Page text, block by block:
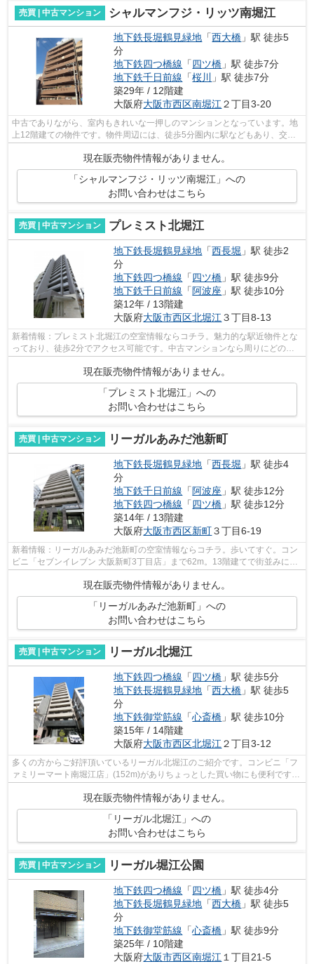
売買 | 中古マンション シャルマンフジ・リッツ南堀江
地下鉄長堀鶴見緑地 「西大橋 」駅 徒歩5
分
地下鉄四つ橋線 「四ツ橋 」駅 徒歩7分
地下鉄千日前線 「桜川
」駅 徒歩7分
築29年 / 12階建
大阪府大阪市西区南堀江２丁目3-20
中古でありながら、室内もきれいな一押しのマンションとなっています。地
上12階建ての物件です。物件周辺には、徒歩5分圏内に駅などもあり、交通
現在販売物件情報がありません。
「シャルマンフジ・リッツ南堀江」への
お問い合わせはこちら
売買 | 中古マンション プレミスト北堀江
地下鉄長堀鶴見緑地 「西長堀 」駅 徒歩2
分
地下鉄四つ橋線 「四ツ橋 」駅 徒歩9分
地下鉄千日前線 「 阿波座 」駅 徒歩10分
築12年 / 13階建
大阪府大阪市西区北堀江 ３丁目8-13
新着情報：プレミスト北堀江の空室情報ならコチラ。魅力的な駅近物件とな
っており、徒歩2分でアクセス可能です。中古マンションなら周りにどのよ
現在販売物件情報がありません。
「プレミスト北堀江」への
お問い合わせはこちら
売買 | 中古マンション リーガルあみだ池新町
地下鉄長堀鶴見緑地 「西長堀 」駅 徒歩4
分
地下鉄千日前線 「 阿波座 」駅 徒歩12分
地下鉄四つ橋線 「四ツ橋 」駅 徒歩12分
築14年 / 13階建
大阪府大阪市西区新町３丁目6-19
新着情報：リーガルあみだ池新町の空室情報ならコチラ。歩いてすぐ。コン
ビニ「セブンイレブン 大阪新町3丁目店」まで62m。13階建てで街並みにも
合ったおすすめの物件です。中古マンシ...
現在販売物件情報がありません。
「リーガルあみだ池新町」への
お問い合わせはこちら
売買 | 中古マンション リーガル北堀江
地下鉄四つ橋線 「四ツ橋 」駅 徒歩5分
地下鉄長堀鶴見緑地 「西大橋 」駅 徒歩5
分
地下鉄御堂筋線 「心斎橋 」駅 徒歩10分
築15年 / 14階建
大阪府大阪市西区北堀江２丁目3-12
多くの方からご好評頂いているリーガル北堀江のご紹介です。コンビニ「フ
ァミリーマート南堀江店」(152m)がありちょっとした買い物にも便利です。
現在販売物件情報がありません。
「リーガル北堀江」への
お問い合わせはこちら
売買 | 中古マンション リーガル堀江公園
地下鉄四つ橋線 「四ツ橋 」駅 徒歩4分
地下鉄長堀鶴見緑地 「西大橋 」駅 徒歩5
分
地下鉄御堂筋線 「心斎橋 」駅 徒歩9分
築25年 / 10階建
大阪府大阪市西区南堀江 １丁目21-5